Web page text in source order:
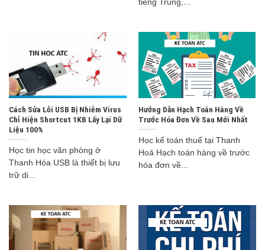
tiếng Trung,...
Cách Sửa Lỗi USB Bị Nhiễm Virus
Chỉ Hiện Shortcut 1KB Lấy Lại Dữ
Liệu 100%
Học tin học văn phòng ở
Thanh Hóa USB là thiết bị lưu
trữ di...
Hướng Dẫn Hạch Toán Hàng Về
Trước Hóa Đơn Về Sau Mới Nhất
Học kế toán thuế tại Thanh
Hoá Hạch toán hàng về trước
hóa đơn về...